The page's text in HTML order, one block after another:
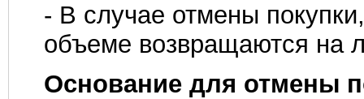
- В случае отмены
объеме возвращаются на
Основание для отмены